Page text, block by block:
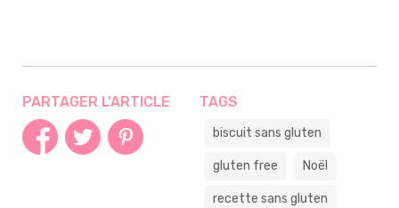
PARTAGER L'ARTICLE TAGS
biscuit sans gluten
gluten free Noël
recette sans gluten